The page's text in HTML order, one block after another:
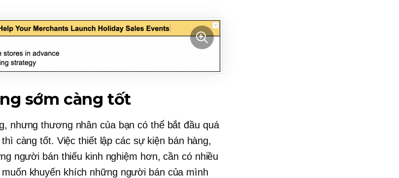
sớm càng tốt
nhưng thương nhân của bạn có thể bắt đầu quá
càng tốt. Việc thiết lập các sự kiện bán hàng,
người bán thiếu kinh nghiệm hơn, cần có nhiều
muốn khuyến khích những người bán của mình